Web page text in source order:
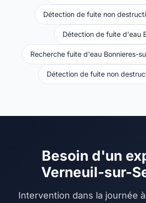
Détection de fuite non
Détection de fuite d'eau
Recherche fuite d'eau Bonnieres-
Détection de fuite non
Besoin d'un
Verneuil-sur-
Intervention dans la journée